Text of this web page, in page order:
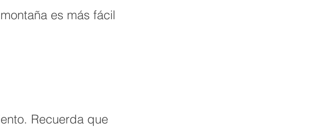
es más fácil
Recuerda que